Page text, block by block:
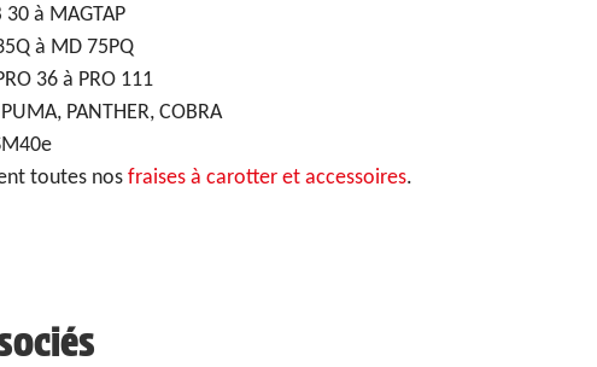
30 à MAGTAP
à MD 75PQ
36 à PRO 111
PANTHER, COBRA
toutes nosfraises à carotter et accessoires.